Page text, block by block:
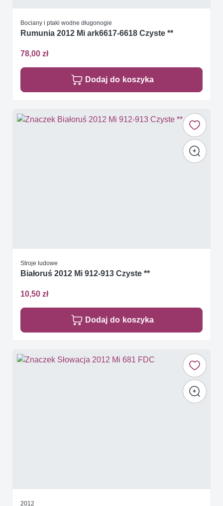
Bociany i ptaki wodne długonogie
Rumunia 2012 Mi ark6617-6618 Czyste **
78,00 zł
Dodaj do koszyka
Stroje ludowe
Białoruś 2012 Mi 912-913 Czyste **
10,50 zł
Dodaj do koszyka
2012